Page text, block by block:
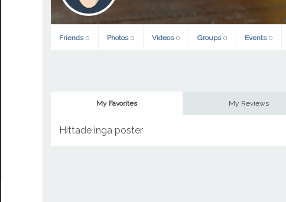
Friends 0 Photos 0 Videos 0 Groups 0 Events 0
My Favorites My Reviews
Hittade inga poster